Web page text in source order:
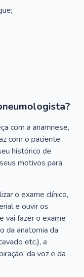
com a anamnese,
com o paciente
histórico de
motivos para
o exame clínico,
e ouvir os
vai fazer o exame
da anatomia da
etc.), a
da voz e da